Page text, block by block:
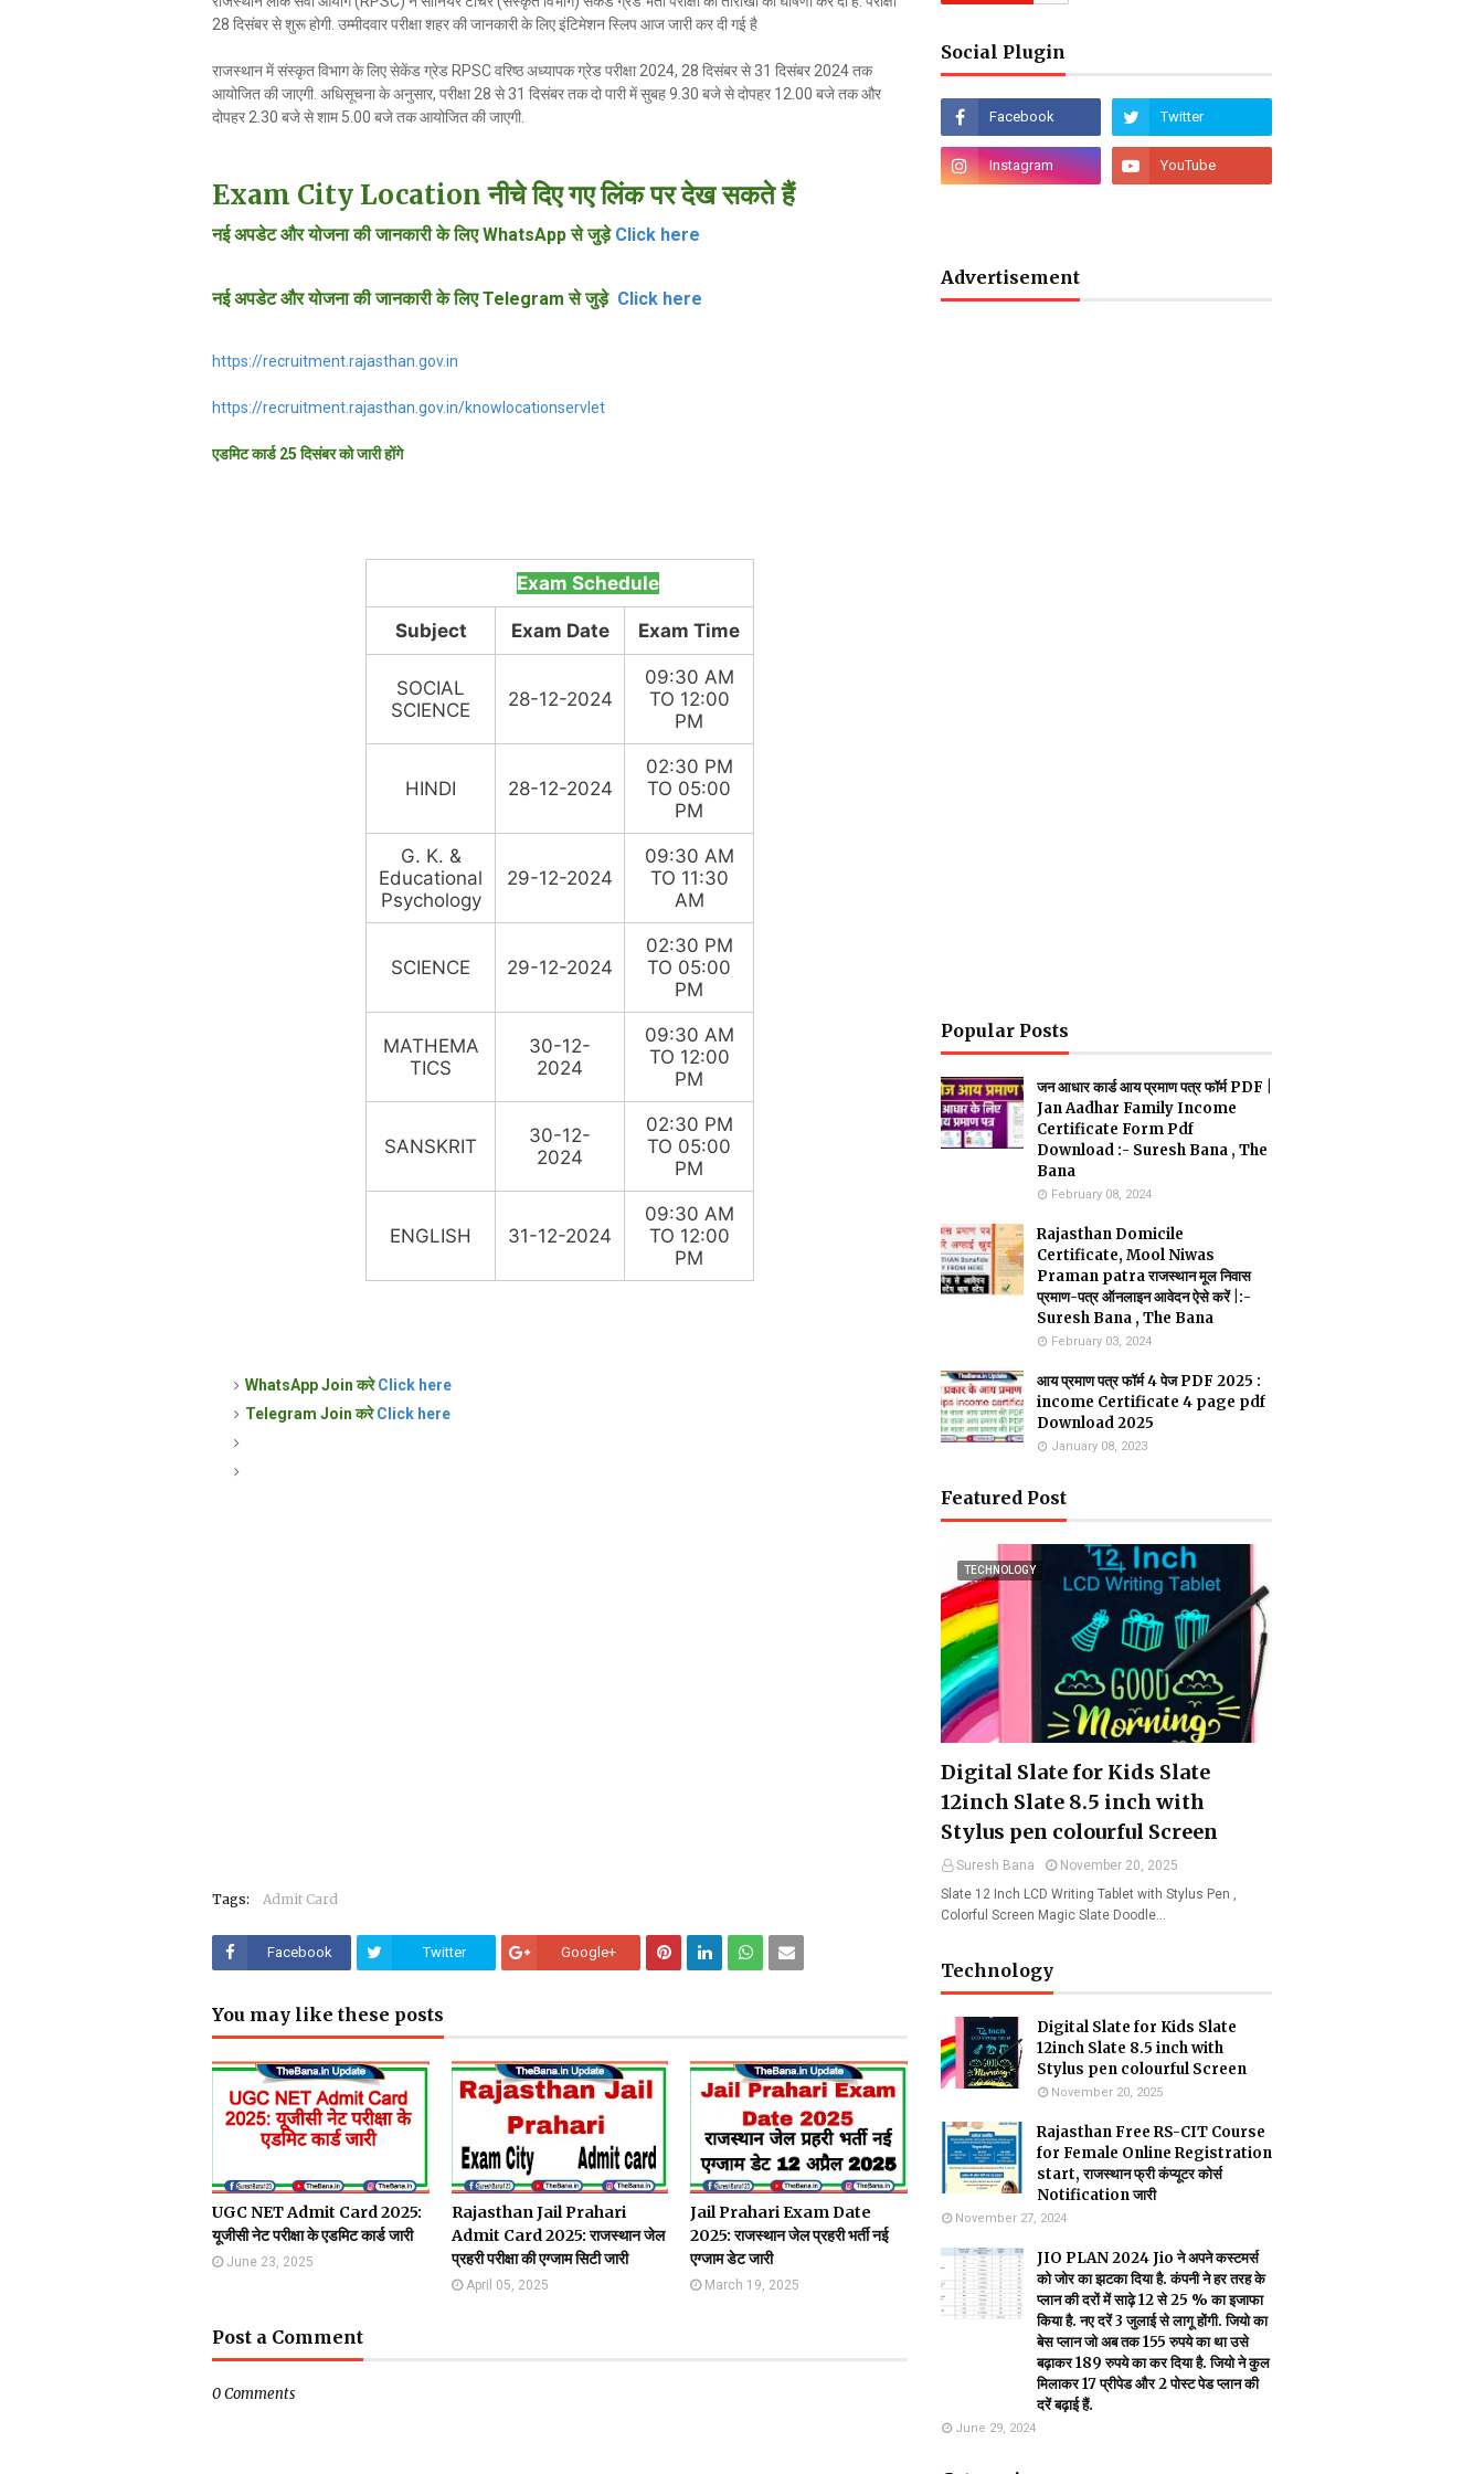
28 दिसंबर से शुरू होगी. उम्मीदवार परीक्षा शहर की जानकारी के लिए इंटिमेशन स्लिप आज जारी कर दी गई है
राजस्थान में संस्कृत विभाग के लिए सेकेंड ग्रेड RPSC वरिष्ठ अध्यापक ग्रेड परीक्षा 2024, 28 दिसंबर से 31 दिसंबर 2024 तक
आयोजित की जाएगी. अधिसूचना के अनुसार, परीक्षा 28 से 31 दिसंबर तक दो पारी में सुबह 9.30 बजे से दोपहर 12.00 बजे तक और
दोपहर 2.30 बजे से शाम 5.00 बजे तक आयोजित की जाएगी.
Exam City Location नीचे दिए गए लिंक पर देख सकते हैं
नई अपडेट और योजना की जानकारी के लिए WhatsApp से जुड़ेClick here
नई अपडेट और योजना की जानकारी के लिए Telegram से जुड़ेClick here
https://recruitment.rajasthan.gov.in
https://recruitment.rajasthan.gov.in/knowlocationservlet
एडमिट कार्ड 25 दिसंबर को जारी होंगे
Exam Schedule
Subject Exam Date Exam Time
SOCIAL
SCIENCE
28-12-2024
09:30 AM
TO 12:00
PM
HINDI 28-12-2024
02:30 PM
TO 05:00
PM
G. K. &
Educational
Psychology
29-12-2024
09:30 AM
TO 11:30
AM
SCIENCE 29-12-2024
02:30 PM
TO 05:00
PM
MATHEMA
TICS
30-12-
2024
09:30 AM
TO 12:00
PM
SANSKRIT
30-12-
2024
02:30 PM
TO 05:00
PM
ENGLISH 31-12-2024
09:30 AM
TO 12:00
PM
WhatsApp Join करेClick here
Telegram Join करेClick here
Tags: Admit Card
Facebook Twitter Google+
You may like these posts
UGC NET Admit Card 2025:
यूजीसी नेट परीक्षा के एडमिट कार्ड जारी
June 23, 2025
Rajasthan Jail Prahari
Admit Card 2025: राजस्थान जेल
प्रहरी परीक्षा की एग्जाम सिटी जारी
April 05, 2025
Jail Prahari Exam Date
2025: राजस्थान जेल प्रहरी भर्ती नई
एग्जाम डेट जारी
March 19, 2025
Post a Comment
0 Comments
Social Plugin
Advertisement
Popular Posts
जन आधार कार्ड आय प्रमाण पत्र फॉर्म PDF |
Jan Aadhar Family Income
Certificate Form Pdf
Download :- Suresh Bana , The
Bana
February 08, 2024
Rajasthan Domicile
Certificate, Mool Niwas
Praman patra राजस्थान मूल निवास
प्रमाण-पत्र ऑनलाइन आवेदन ऐसे करें |:-
Suresh Bana , The Bana
February 03, 2024
आय प्रमाण पत्र फॉर्म 4 पेज PDF 2025 :
income Certificate 4 page pdf
Download 2025
January 08, 2023
Featured Post
TECHNOLOGY
Digital Slate for Kids Slate
12inch Slate 8.5 inch with
Stylus pen colourful Screen
Suresh Bana
November 20, 2025
Slate 12 Inch LCD Writing Tablet with Stylus Pen ,
Colorful Screen Magic Slate Doodle…
Technology
Digital Slate for Kids Slate
12inch Slate 8.5 inch with
Stylus pen colourful Screen
November 20, 2025
Rajasthan Free RS-CIT Course
for Female Online Registration
start, राजस्थान फ्री कंप्यूटर कोर्स
Notification जारी
November 27, 2024
JIO PLAN 2024 Jio ने अपने कस्टमर्स
को जोर का झटका दिया है. कंपनी ने हर तरह के
प्लान की दरों में साढ़े 12 से 25 % का इजाफा
किया है. नए दरें 3 जुलाई से लागू होंगी. जियो का
बेस प्लान जो अब तक 155 रुपये का था उसे
बढ़ाकर 189 रुपये का कर दिया है. जियो ने कुल
मिलाकर 17 प्रीपेड और 2 पोस्ट पेड प्लान की
दरें बढ़ाई हैं.
June 29, 2024